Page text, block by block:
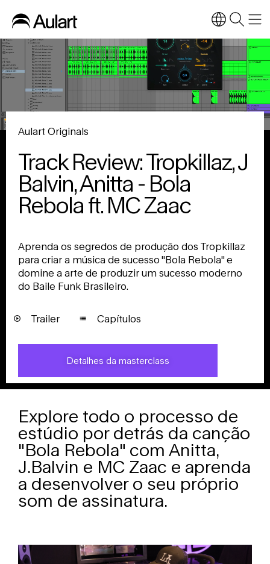
Aulart Originals
Track Review: Tropkillaz, J
Balvin, Anitta - Bola
Rebola ft. MC Zaac
Aprenda os segredos de produção dos Tropkillaz
para criar a música de sucesso "Bola Rebola" e
domine a arte de produzir um sucesso moderno
do Baile Funk Brasileiro.
Trailer Capítulos
Detalhes da masterclass
Explore todo o processo de
estúdio por detrás da canção
"Bola Rebola" com Anitta,
J.Balvin e MC Zaac e aprenda
a desenvolver o seu próprio
som de assinatura.